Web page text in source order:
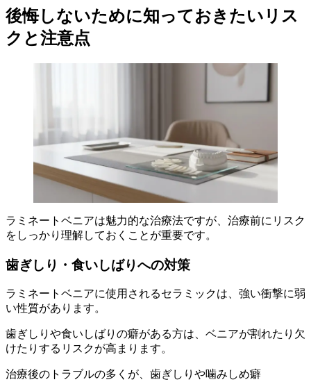
後悔しないために知っておきたいリス
クと注意点
ラミネートベニアは魅力的な治療法ですが、治療前にリスク
をしっかり理解しておくことが重要です。
歯ぎしり・食いしばりへの対策
ラミネートベニアに使用されるセラミックは、強い衝撃に弱
い性質があります。
歯ぎしりや食いしばりの癖がある方は、ベニアが割れたり欠
けたりするリスクが高まります。
治療後のトラブルの多くが、歯ぎしりや噛みしめ癖